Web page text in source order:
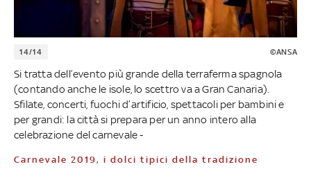
14/14 ©ANSA
Si tratta dell’evento più grande della terraferma spagnola
(contando anche le isole, lo scettro va a Gran Canaria).
Sfilate, concerti, fuochi d’artificio, spettacoli per bambini e
per grandi: la città si prepara per un anno intero alla
celebrazione del carnevale -
Carnevale 2019, i dolci tipici della tradizione